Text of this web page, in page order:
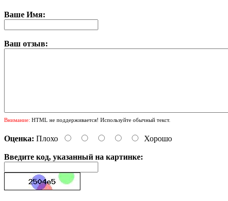
Ваше Имя:
Ваш отзыв:
Внимание: HTML не поддерживается! Используйте обычный текст.
Оценка: Плохо Хорошо
Введите код, указанный на картинке: